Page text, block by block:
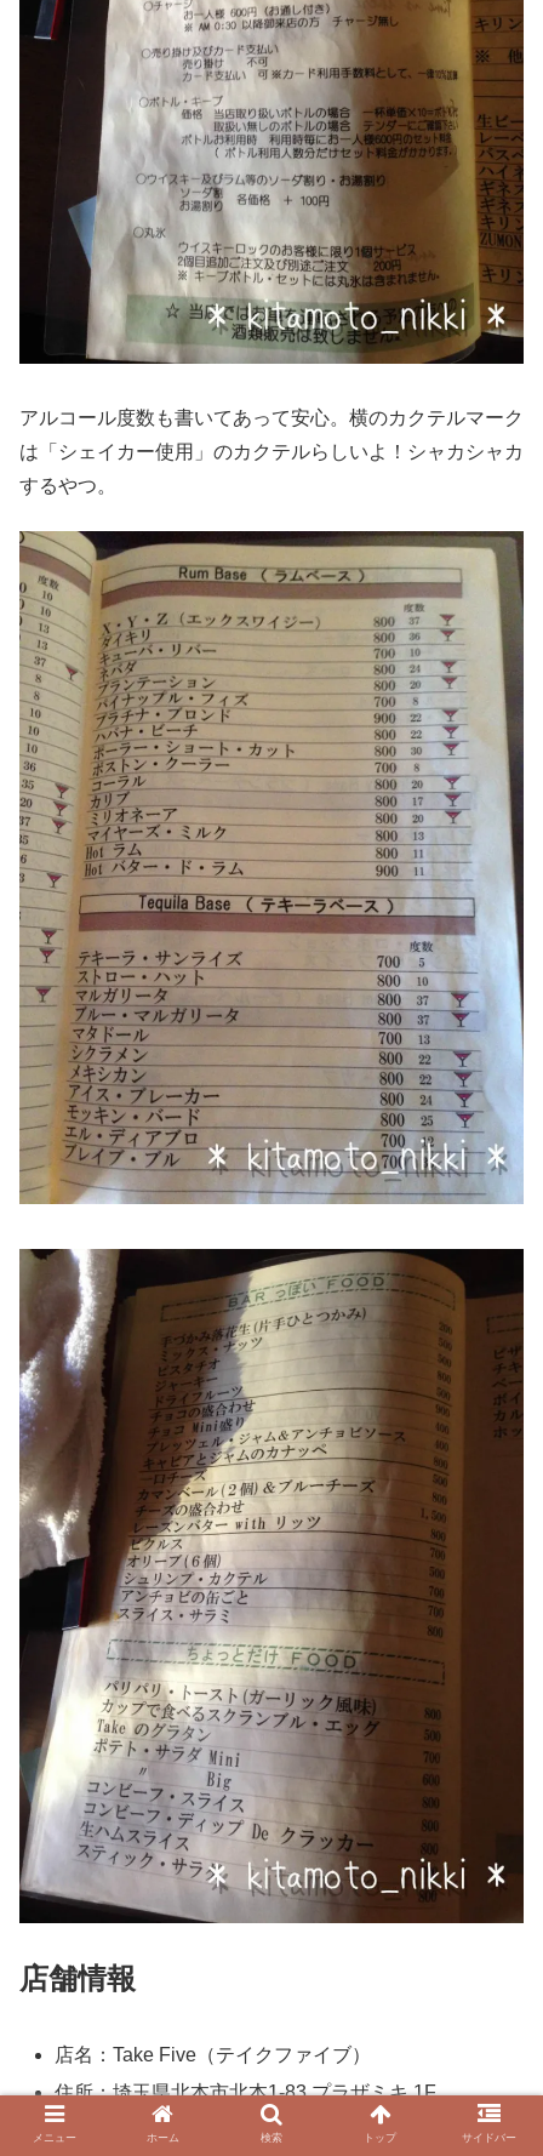
アルコール度数も書いてあって安心。横のカクテルマーク
は「シェイカー使用」のカクテルらしいよ！シャカシャカ
するやつ。
店舗情報
店名：Take Five（テイクファイブ）
住所：埼玉県北本市北本1-83 プラザミキ 1F
TEL：HPに載ってない！
メニュー ホーム 検索 トップ サイドバー